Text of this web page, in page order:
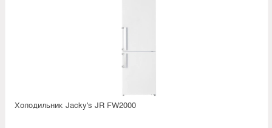
Холодильник Jacky's JR FW2000